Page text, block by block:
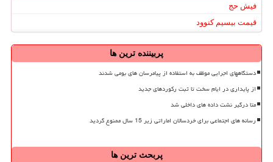
فیش حج
قیمت بیسیم کنوود
پربیننده ترین ها
دستگاههای اجرایی موظف به استفاده از پیامرسان های بومی شدند
از پایداری در ایام سخت تا ثبت رکوردهای جدید
متا درگیر نشت داده های داخلی شد
رسانه های اجتماعی برای خردسالان اماراتی زیر 15 سال ممنوع گردید
پربحث ترین ها